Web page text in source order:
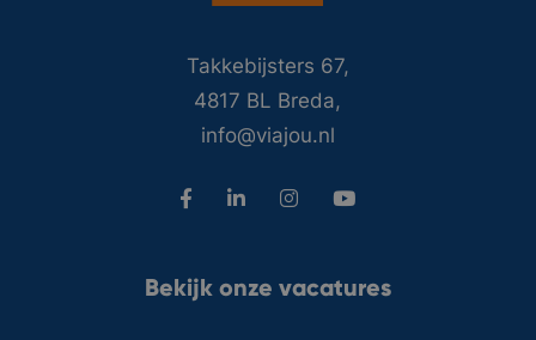
Takkebijsters 67,
4817 BL Breda,
info@viajou.nl
Bekijk onze vacatures